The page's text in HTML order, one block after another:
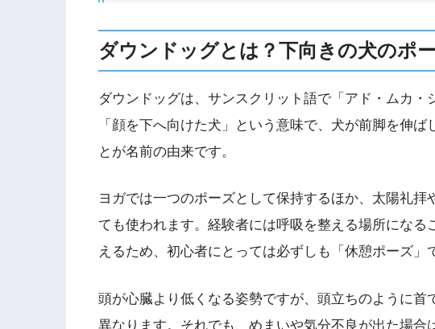
ダウンドッグとは？下向きの犬のポ
ダウンドッグは、サンスクリット語で「アド・ムカ・
「顔を下へ向けた犬」という意味で、犬が前脚を伸
とが名前の由来です。
ヨガでは一つのポーズとして保持するほか、太陽礼拝
ても使われます。経験者には呼吸を整える場所になる
えるため、初心者にとっては必ずしも「休憩ポーズ」
頭が心臓より低くなる姿勢ですが、頭立ちのように
異なります。それでも、めまいや気分不良が出た場